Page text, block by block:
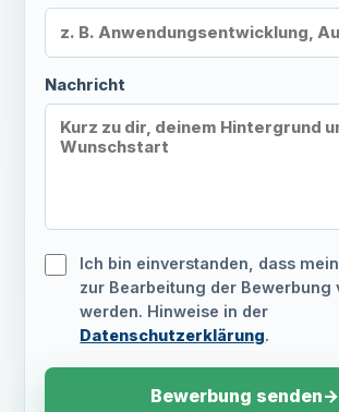
Nachricht
Ich bin einverstanden, dass
zur Bearbeitung der Bewerbung
werden. Hinweise in der
Datenschutzerklärung.
Bewerbung senden→